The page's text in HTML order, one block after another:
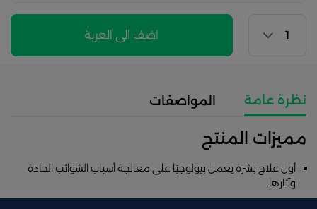
اضف الى العربة
نظرة عامة المواصفات
مميزات المنتج
أول علاج بشرة يعمل بيولوجيًا على معالجة أسباب الشوائب الحادة
وآثارها.